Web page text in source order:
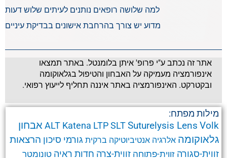
למה שלושה רופאים נותנים לעיתים שלוש דעות
מדוע יש צורך בהרחבת אישונים בבדיקת עיניים
אתר זה נכתב ע"י פרופ' איתן בלומנטל. באתר תמצאו
אינפורמציה מעמיקה על האבחון והטיפול בגלאוקומה
ובקטרקט. האינפורמציה באתר איננה תחליף לייעוץ רפואי.
מילות מפתח:
ALT Katena LTPSLTSuturelysis Lens Volk
אבחון
גלאוקומה אלרגיה אנטיביוטיקה ברקית גורמי סיכון הרצאות
זווית-סגורה זווית-פתוחה זווית-צרה חדות ראיה טונומטר